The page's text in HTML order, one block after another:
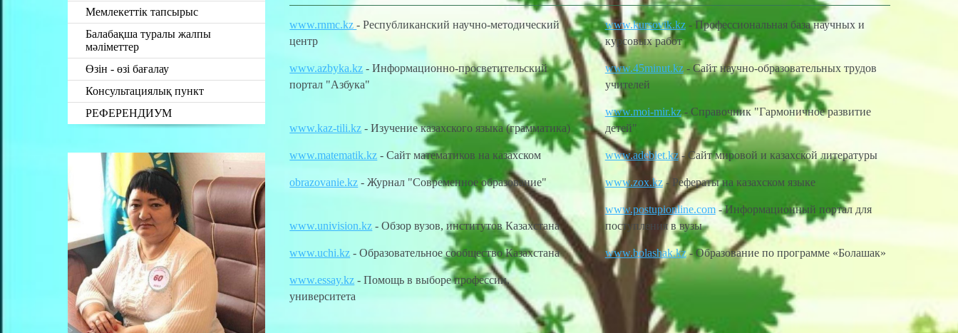
Мемлекеттік тапсырыс
Балабақша туралы жалпы
мәліметтер
Өзін - өзі бағалау
Консультациялық пункт
РЕФЕРЕНДИУМ
www.rnmc.kz- Республиканский научно-методический
центр
www.kursovik.kz- Профессиональная база научных и
курсовых работ
www.azbyka.kz - Информационно-просветительский
портал "Азбука"
www.45minut.kz- Сайт научно-образовательных трудов
учителей
www.kaz-tili.kz - Изучение казахского языка (грамматика)
www.moi-mir.kz- Справочник "Гармоничное развитие
детей"
www.matematik.kz - Сайт математиков на казахском www.adebiet.kz- Сайт мировой и казахской литературы
obrazovanie.kz - Журнал "Современное образование" www.zox.kz- Рефераты на казахском языке
www.univision.kz - Обзор вузов, институтов Казахстана
www.postupionline.com- Информационный портал для
поступления в вузы
www.uchi.kz - Образовательное сообщество Казахстана www.bolashak.kz- Образование по программе «Болашак»
www.essay.kz - Помощь в выборе профессии,
университета